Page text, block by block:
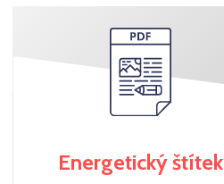
Energetický štítek